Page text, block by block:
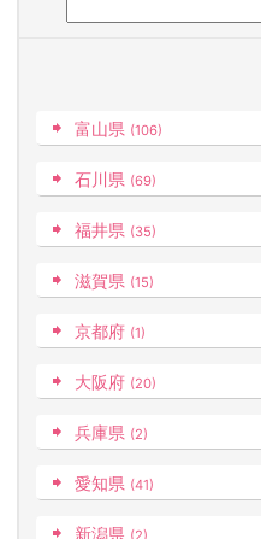
富山県 (106)
石川県 (69)
福井県 (35)
滋賀県 (15)
京都府 (1)
大阪府 (20)
兵庫県 (2)
愛知県 (41)
新潟県 (2)